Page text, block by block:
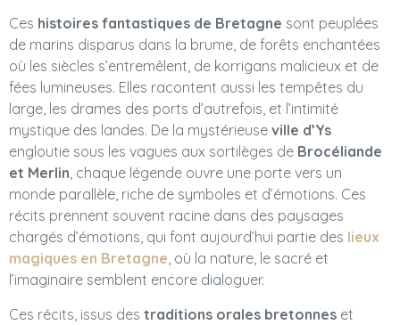
Ces histoires fantastiques de Bretagne sont peuplées
de marins disparus dans la brume, de forêts enchantées
où les siècles s’entremêlent, de korrigans malicieux et de
fées lumineuses. Elles racontent aussi les tempêtes du
large, les drames des ports d’autrefois, et l’intimité
mystique des landes. De la mystérieuse ville d’Ys
engloutie sous les vagues aux sortilèges de Brocéliande
et Merlin, chaque légende ouvre une porte vers un
monde parallèle, riche de symboles et d’émotions. Ces
récits prennent souvent racine dans des paysages
chargés d’émotions, qui font aujourd’hui partie des lieux
magiques en Bretagne, où la nature, le sacré et
l’imaginaire semblent encore dialoguer.
Ces récits, issus des traditions orales bretonnes et